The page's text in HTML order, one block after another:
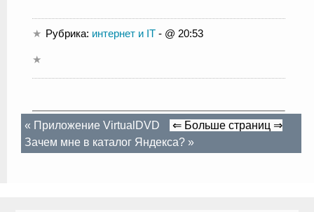
Рубрика: интернет и IT - @ 20:53
« Приложение VirtualDVD
⇐ Больше страниц ⇒
Зачем мне в каталог Яндекса? »